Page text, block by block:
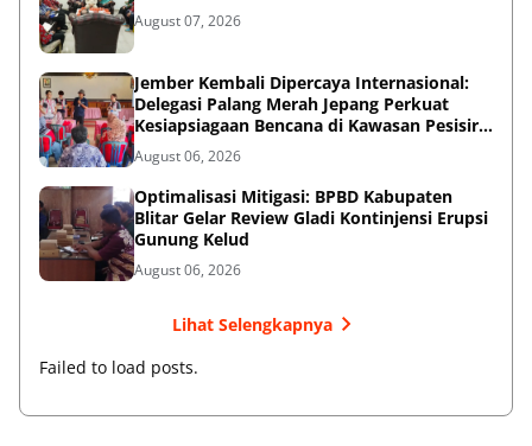
August 07, 2026
Jember Kembali Dipercaya Internasional:
Delegasi Palang Merah Jepang Perkuat
Kesiapsiagaan Bencana di Kawasan Pesisir
dan Sekolah
August 06, 2026
Optimalisasi Mitigasi: BPBD Kabupaten
Blitar Gelar Review Gladi Kontinjensi Erupsi
Gunung Kelud
August 06, 2026
Lihat Selengkapnya
Failed to load posts.